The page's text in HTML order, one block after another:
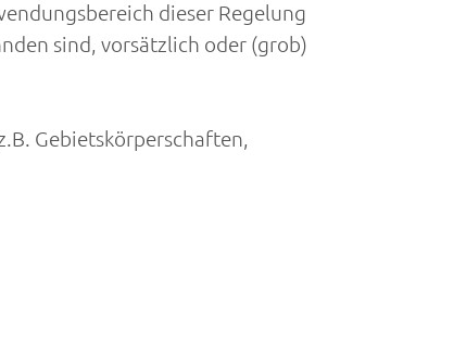
dieser Regelung
sind, vorsätzlich oder (grob)
Gebietskörperschaften,